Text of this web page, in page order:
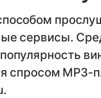
сервисы.
спросом MP3-